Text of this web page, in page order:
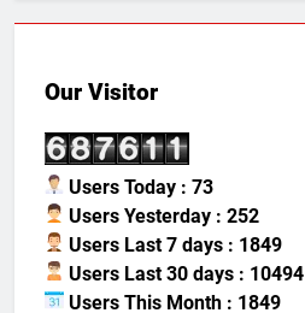
Our Visitor
Users Today : 73
Users Yesterday : 252
Users Last 7 days : 1849
Users Last 30 days : 10494
Users This Month : 1849